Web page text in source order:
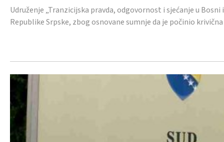
Udruženje „Tranzicijska pravda, odgovornost i sjećanje u
Republike Srpske, zbog osnovane sumnje da je počinio